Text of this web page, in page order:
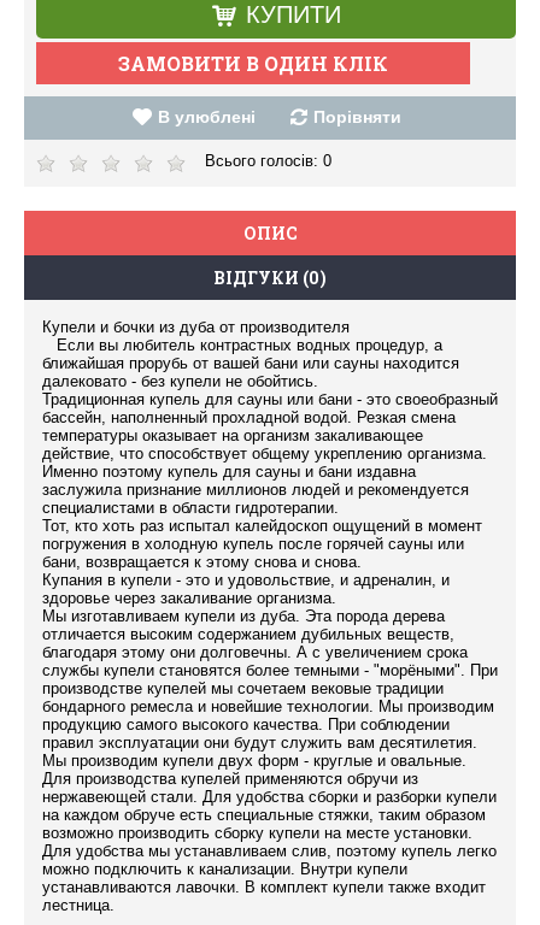
КУПИТИ
В улюблені Порівняти
Всього голосів: 0
ОПИС
ВІДГУКИ (0)
Купели и бочки из дуба от производителя
Если вы любитель контрастных водных процедур, а
ближайшая прорубь от вашей бани или сауны находится
далековато - без купели не обойтись.
Традиционная купель для сауны или бани - это своеобразный
бассейн, наполненный прохладной водой. Резкая смена
температуры оказывает на организм закаливающее
действие, что способствует общему укреплению организма.
Именно поэтому купель для сауны и бани издавна
заслужила признание миллионов людей и рекомендуется
специалистами в области гидротерапии.
Тот, кто хоть раз испытал калейдоскоп ощущений в момент
погружения в холодную купель после горячей сауны или
бани, возвращается к этому снова и снова.
Купания в купели - это и удовольствие, и адреналин, и
здоровье через закаливание организма.
Мы изготавливаем купели из дуба. Эта порода дерева
отличается высоким содержанием дубильных веществ,
благодаря этому они долговечны. А с увеличением срока
службы купели становятся более темными - "морёными". При
производстве купелей мы сочетаем вековые традиции
бондарного ремесла и новейшие технологии. Мы производим
продукцию самого высокого качества. При соблюдении
правил эксплуатации они будут служить вам десятилетия.
Мы производим купели двух форм - круглые и овальные.
Для производства купелей применяются обручи из
нержавеющей стали. Для удобства сборки и разборки купели
на каждом обруче есть специальные стяжки, таким образом
возможно производить сборку купели на месте установки.
Для удобства мы устанавливаем слив, поэтому купель легко
можно подключить к канализации. Внутри купели
устанавливаются лавочки. В комплект купели также входит
лестница.